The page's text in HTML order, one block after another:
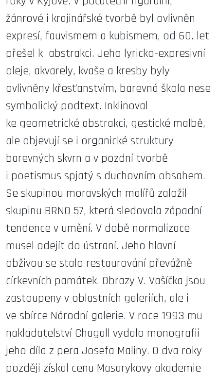
žánrové i krajinářské tvorbě byl ovlivněn
expresí, fauvismem a kubismem, od 60. let
přešel k abstrakci. Jeho lyricko-expresivní
oleje, akvarely, kvaše a kresby byly
ovlivněny křesťanstvím, barevná škola nese
symbolický podtext. Inklinoval
ke geometrické abstrakci, gestické malbě,
ale objevují se i organické struktury
barevných skvrn a v pozdní tvorbě
i poetismus spjatý s duchovním obsahem.
Se skupinou moravských malířů založil
skupinu BRNO 57, která sledovala západní
tendence v umění. V době normalizace
musel odejít do ústraní. Jeho hlavní
obživou se stalo restaurování převážně
církevních památek. Obrazy V. Vašíčka jsou
zastoupeny v oblastních galeriích, ale i
ve sbírce Národní galerie. V roce 1993 mu
nakladatelství Chagall vydalo monografii
jeho díla z pera Josefa Maliny. O dva roky
později získal cenu Masarykovy akademie